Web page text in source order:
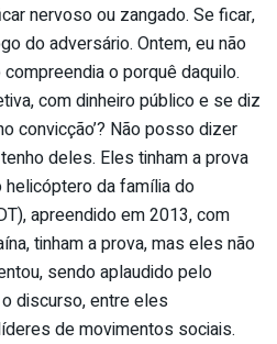
nervoso ou zangado. Se ficar,
do adversário. Ontem, eu não
o porquê daquilo.
com dinheiro público e se diz
convicção’? Não posso dizer
deles. Eles tinham a prova
da família do
apreendido em 2013, com
tinham a prova, mas eles não
sendo aplaudido pelo
discurso, entre eles
de movimentos sociais.